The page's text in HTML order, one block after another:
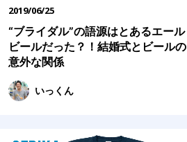
2019/06/25
“ブライダル”の語源はとあるエール
ビールだった？！結婚式とビールの
意外な関係
いっくん